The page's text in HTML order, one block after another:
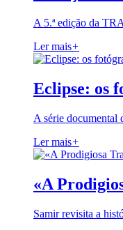
A 5.ª edição da
Ler mais+
Eclipse: os
A série documental
Ler mais+
«A
Samir revisita a